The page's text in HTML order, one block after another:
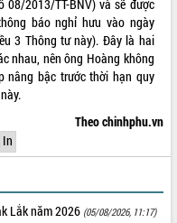
2013/TT-BNV) và sẽ được
báo nghỉ hưu vào ngày
3 Thông tư này). Đây là hai
nhau, nên ông Hoàng không
nâng bậc trước thời hạn quy
Theo chinhphu.vn
In
Lắk năm 2026 (05/08/2026, 11:17)